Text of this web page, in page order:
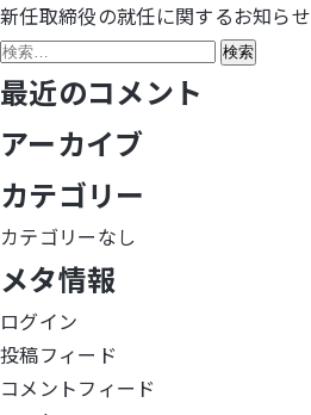
投
稿
ナ
ビ
ゲ
ー
シ
ョ
新任取締役の就任に関するお知らせ
検
索:
最近のコメント
アーカイブ
カテゴリー
カテゴリーなし
メタ情報
ログイン
投稿フィード
コメントフィード